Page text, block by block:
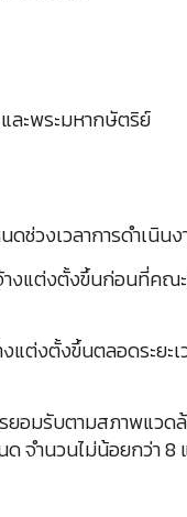
ละพระมหากษัตริย์
ช่วงเวลาการดำเนิน
งแต่งตั้งขึ้นก่อนที่คณ
ต่งตั้งขึ้นตลอดระยะเ
อมรับตามสภาพแวดล้
ำนวนไม่น้อยกว่า 8